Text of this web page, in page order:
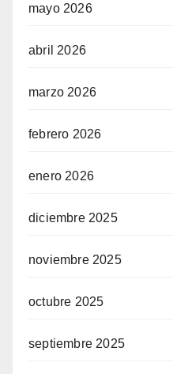
mayo 2026
abril 2026
marzo 2026
febrero 2026
enero 2026
diciembre 2025
noviembre 2025
octubre 2025
septiembre 2025